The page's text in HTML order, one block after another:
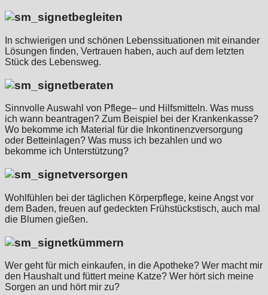
begleiten
In schwierigen und schönen Lebenssituationen mit einander
Lösungen finden, Vertrauen haben, auch auf dem letzten
Stück des Lebensweg.
beraten
Sinnvolle Auswahl von Pflege– und Hilfsmitteln. Was muss
ich wann beantragen? Zum Beispiel bei der Krankenkasse?
Wo bekomme ich Material für die Inkontinenzversorgung
oder Betteinlagen? Was muss ich bezahlen und wo
bekomme ich Unterstützung?
versorgen
Wohlfühlen bei der täglichen Körperpflege, keine Angst vor
dem Baden, freuen auf gedeckten Frühstückstisch, auch mal
die Blumen gießen.
kümmern
Wer geht für mich einkaufen, in die Apotheke? Wer macht mir
den Haushalt und füttert meine Katze? Wer hört sich meine
Sorgen an und hört mir zu?